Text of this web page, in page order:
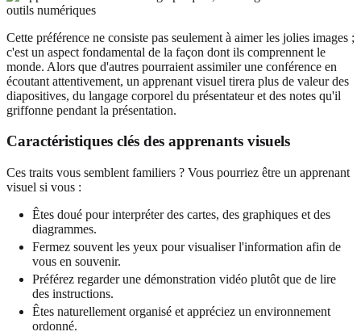
Cette préférence ne consiste pas seulement à aimer les jolies images ;
c'est un aspect fondamental de la façon dont ils comprennent le
monde. Alors que d'autres pourraient assimiler une conférence en
écoutant attentivement, un apprenant visuel tirera plus de valeur des
diapositives, du langage corporel du présentateur et des notes qu'il
griffonne pendant la présentation.
Caractéristiques clés des apprenants visuels
Ces traits vous semblent familiers ? Vous pourriez être un apprenant
visuel si vous :
Êtes doué pour interpréter des cartes, des graphiques et des
diagrammes.
Fermez souvent les yeux pour visualiser l'information afin de
vous en souvenir.
Préférez regarder une démonstration vidéo plutôt que de lire
des instructions.
Êtes naturellement organisé et appréciez un environnement
ordonné.